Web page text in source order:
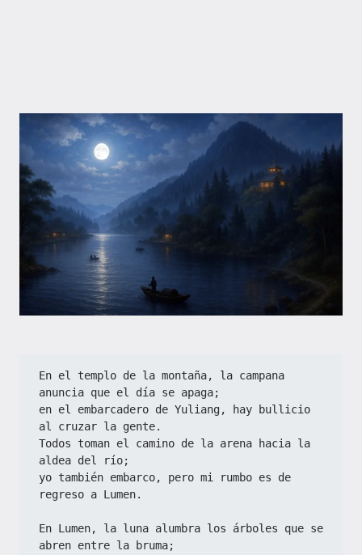
En el templo de la montaña, la campana
anuncia que el día se apaga;
en el embarcadero de Yuliang, hay bullicio
al cruzar la gente.
Todos toman el camino de la arena hacia la
aldea del río;
yo también embarco, pero mi rumbo es de
regreso a Lumen.
En Lumen, la luna alumbra los árboles que se
abren entre la bruma;